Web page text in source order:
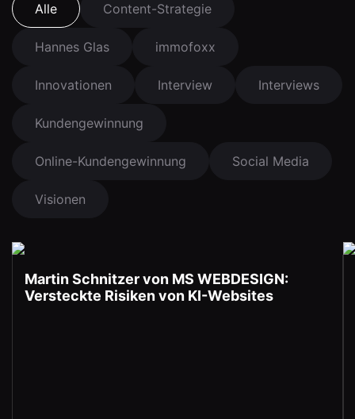
Alle Content-Strategie
Hannes Glas immofoxx
Innovationen Interview Interviews
Kundengewinnung
Online-Kundengewinnung Social Media
Visionen
Martin Schnitzer von MS WEBDESIGN:
Versteckte Risiken von KI-Websites